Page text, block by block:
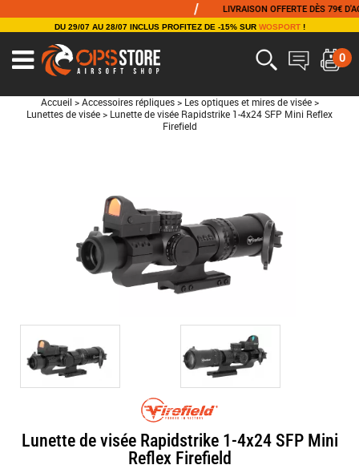
LIVRAISON OFFERTE DÈS 79€ D'ACHAT
DU 29/07 AU 28/07 INCLUS PROFITEZ DE -15% SUR WOSPORT!
0
Accueil > Accessoires répliques > Les optiques et mires de visée >
Lunettes de visée > Lunette de visée Rapidstrike 1-4x24 SFP Mini Reflex
Firefield
Lunette de visée Rapidstrike 1-4x24 SFP Mini
Reflex Firefield